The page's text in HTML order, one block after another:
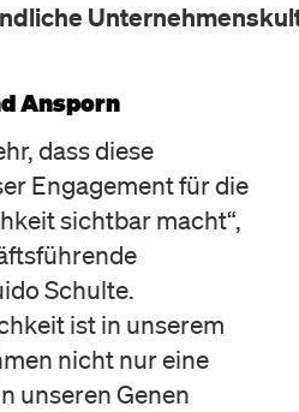
Ansporn
dass diese
Engagement für die
sichtbar macht“,
Schulte.
ist in unserem
nicht nur eine
unseren Genen